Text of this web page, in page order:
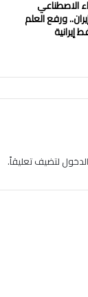
الاصطناعي
ورفع العلم
إيرانية
لتضيف تعليقاً.